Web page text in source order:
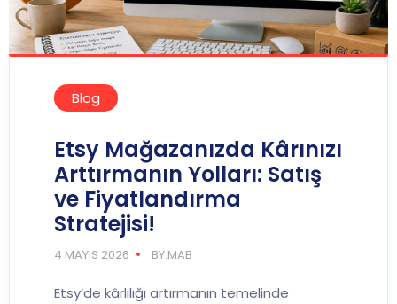
Blog
Etsy Mağazanızda Kârınızı
Arttırmanın Yolları: Satış
ve Fiyatlandırma
Stratejisi!
4 MAYIS 2026 BY:MAB
Etsy’de kârlılığı artırmanın temelinde